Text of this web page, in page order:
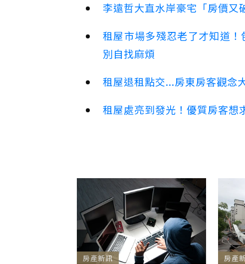
李遠哲大直水岸豪宅「房價又
租屋市場多殘忍老了才知道
別自找麻煩
租屋退租點交...房東房客觀念
租屋處亮到發光！優質房客想
房產新訊 房產